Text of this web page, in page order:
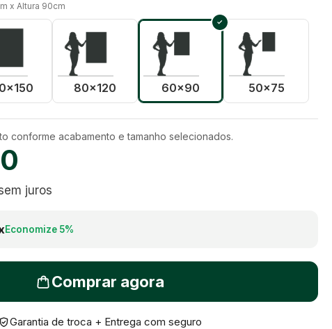
x Altura 90cm
80x120 60x90 50x75
conforme acabamento e tamanho selecionados.
juros
Economize 5%
Comprar agora
Garantia de troca + Entrega com seguro